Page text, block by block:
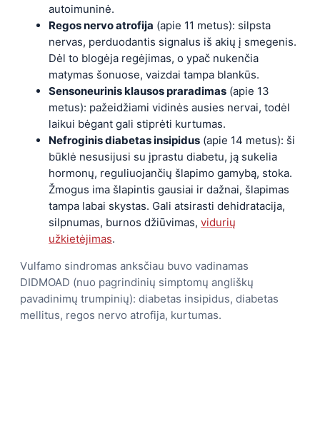
autoimuninė.
Regos nervo atrofija (apie 11 metus): silpsta
nervas, perduodantis signalus iš akių į smegenis.
Dėl to blogėja regėjimas, o ypač nukenčia
matymas šonuose, vaizdai tampa blankūs.
Sensoneurinis klausos praradimas (apie 13
metus): pažeidžiami vidinės ausies nervai, todėl
laikui bėgant gali stiprėti kurtumas.
Nefroginis diabetas insipidus (apie 14 metus): ši
būklė nesusijusi su įprastu diabetu, ją sukelia
hormonų, reguliuojančių šlapimo gamybą, stoka.
Žmogus ima šlapintis gausiai ir dažnai, šlapimas
tampa labai skystas. Gali atsirasti dehidratacija,
silpnumas, burnos džiūvimas, vidurių
užkietėjimas.
Vulfamo sindromas anksčiau buvo vadinamas
DIDMOAD (nuo pagrindinių simptomų angliškų
pavadinimų trumpinių): diabetas insipidus, diabetas
mellitus, regos nervo atrofija, kurtumas.